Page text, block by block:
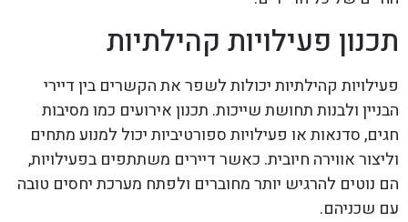
תכנון פעילויות קהילתיות
פעילויות קהילתיות יכולות לשפר את הקשרים בין דיירי
הבניין ולבנות תחושת שייכות. תכנון אירועים כמו מסיבות
חגים, סדנאות או פעילויות ספורטיביות יכול למנוע מתחים
וליצור אווירה חיובית. כאשר דיירים משתתפים בפעילויות,
הם נוטים להרגיש יותר מחוברים ולפתח מערכת יחסים טובה
עם שכניהם.